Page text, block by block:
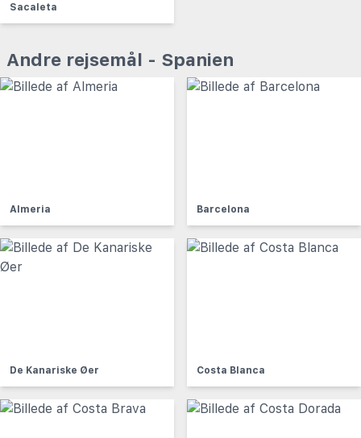
Sacaleta
Andre rejsemål - Spanien
Almeria Barcelona
De Kanariske Øer Costa Blanca